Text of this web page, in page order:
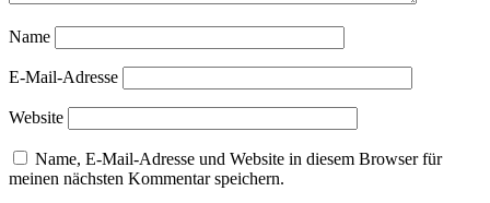
Name
E-Mail-Adresse
Website
Name, E-Mail-Adresse und Website in diesem Browser für
meinen nächsten Kommentar speichern.